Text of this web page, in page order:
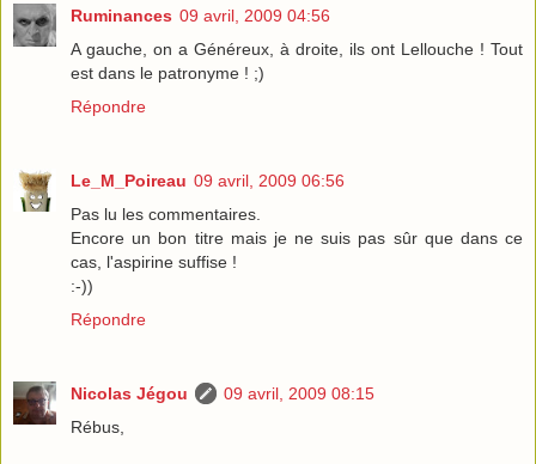
Ruminances 09 avril, 2009 04:56
A gauche, on a Généreux, à droite, ils ont Lellouche ! Tout
est dans le patronyme ! ;)
Répondre
Le_M_Poireau 09 avril, 2009 06:56
Pas lu les commentaires.
Encore un bon titre mais je ne suis pas sûr que dans ce
cas, l'aspirine suffise !
:-))
Répondre
Nicolas Jégou
09 avril, 2009 08:15
Rébus,